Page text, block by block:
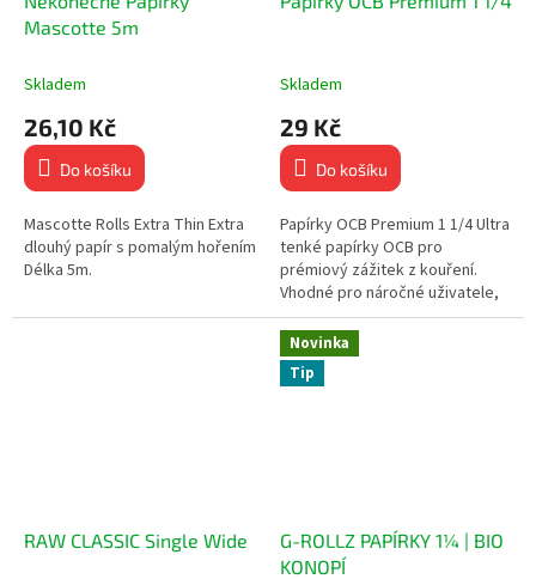
Mascotte 5m
Skladem
26,10 Kč
Do košíku
Mascotte Rolls Extra Thin Extra
dlouhý papír s pomalým hořením
Délka 5m.
Skladem
29 Kč
Do košíku
Papírky OCB Premium 1 1/4 Ultra
tenké papírky OCB pro
prémiový zážitek z kouření.
Vhodné pro náročné uživatele,
kteří ocení pomalé a
rovnoměrné hoření. 50 extra
tenkých...
RAW CLASSIC Single Wide
Novinka
Tip
G-ROLLZ PAPÍRKY 1¼ | BIO
KONOPÍ